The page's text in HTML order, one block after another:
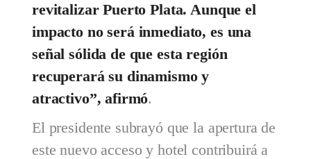
revitalizar Puerto Plata. Aunque el
impacto no será inmediato, es una
señal sólida de que esta región
recuperará su dinamismo y
atractivo”, afirmó.
El presidente subrayó que la apertura de
este nuevo acceso y hotel contribuirá a